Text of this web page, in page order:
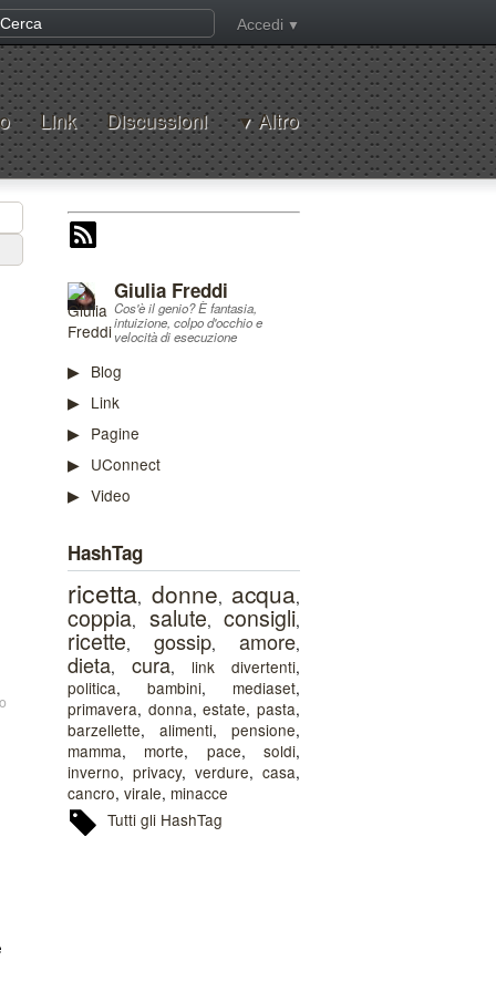
Accedi
Link Discussioni Altro
Giulia Freddi
Cos'è il genio? È fantasia,
intuizione, colpo d'occhio e
velocità di esecuzione
Blog
Link
Pagine
UConnect
Video
HashTag
ricetta, donne, acqua,
coppia, salute, consigli,
ricette, gossip, amore,
dieta, cura, link divertenti,
politica, bambini, mediaset,
primavera, donna,estate,pasta,
barzellette, alimenti, pensione,
mamma, morte, pace,soldi,
inverno, privacy, verdure, casa,
cancro, virale, minacce
Tutti gli HashTag